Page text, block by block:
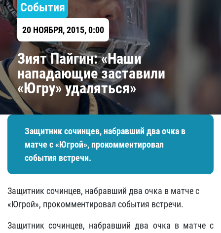
События
20 НОЯБРЯ, 2015, 0:00
Зият Пайгин: «Наши
нападающие заставили
«Югру» удаляться»
​Защитник сочинцев, набравший два очка в
матче с «Югрой», прокомментировал
события встречи.
​Защитник сочинцев, набравший два очка в матче с
«Югрой», прокомментировал события встречи.
Защитник сочинцев, набравший два очка в матче с